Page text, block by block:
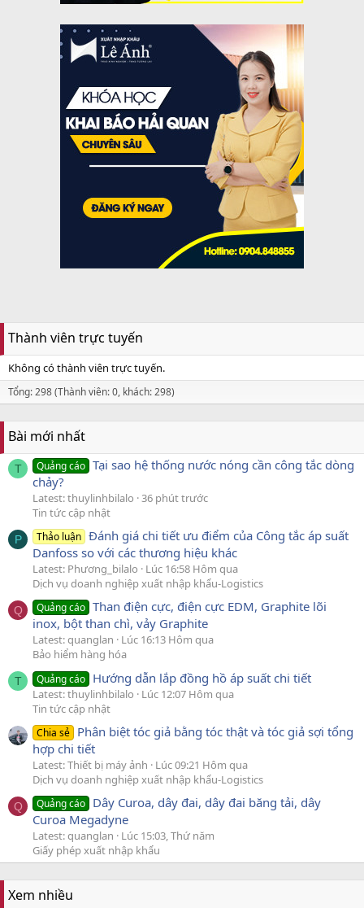
Thành viên trực tuyến
Không có thành viên trực tuyến.
Tổng: 298 (Thành viên: 0, khách: 298)
Bài mới nhất
T Quảng cáo Tại sao hệ thống nước nóng cần công tắc dòng
chảy?
Latest: thuylinhbilalo 36 phút trước
Tin tức cập nhật
P Thảo luận Đánh giá chi tiết ưu điểm của Công tắc áp suất
Danfoss so với các thương hiệu khác
Latest: Phương_bilalo
Lúc 16:58 Hôm qua
Dịch vụ doanh nghiệp xuất nhập khẩu-Logistics
Q Quảng cáo Than điện cực, điện cực EDM, Graphite lõi
inox, bột than chì, vảy Graphite
Latest: quanglan
Lúc 16:13 Hôm qua
Bảo hiểm hàng hóa
T Quảng cáo Hướng dẫn lắp đồng hồ áp suất chi tiết
Latest: thuylinhbilalo
Lúc 12:07 Hôm qua
Tin tức cập nhật
Chia sẻ Phân biệt tóc giả bằng tóc thật và tóc giả sợi tổng
hợp chi tiết
Latest: Thiết bị máy ảnh
Lúc 09:21 Hôm qua
Dịch vụ doanh nghiệp xuất nhập khẩu-Logistics
Q Quảng cáo Dây Curoa, dây đai, dây đai băng tải, dây
Curoa Megadyne
Latest: quanglan
Lúc 15:03, Thứ năm
Giấy phép xuất nhập khẩu
Xem nhiều